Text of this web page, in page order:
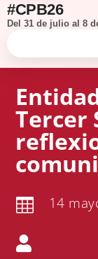
#CPB26
Del 31 de julio al 8
Tercer
 14
